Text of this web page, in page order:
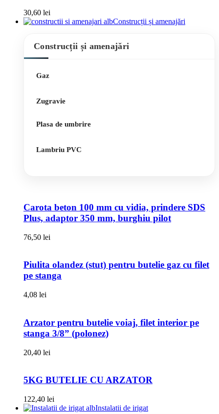
30,60 lei
Construcții și amenajări
Construcții și amenajări
Gaz
Zugravie
Plasa de umbrire
Lambriu PVC
Carota beton 100 mm cu vidia, prindere SDS
Plus, adaptor 350 mm, burghiu pilot
76,50 lei
Piulita olandez (stut) pentru butelie gaz cu filet
pe stanga
4,08 lei
Arzator pentru butelie voiaj, filet interior pe
stanga 3/8” (polonez)
20,40 lei
5KG BUTELIE CU ARZATOR
122,40 lei
Instalatii de irigat